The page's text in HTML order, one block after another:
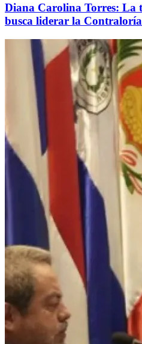
Diana Carolina Torres: La
busca liderar la